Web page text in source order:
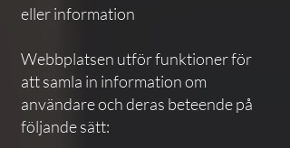
eller information
Webbplatsen utför funktioner för
att samla in information om
användare och deras beteende på
följande sätt: